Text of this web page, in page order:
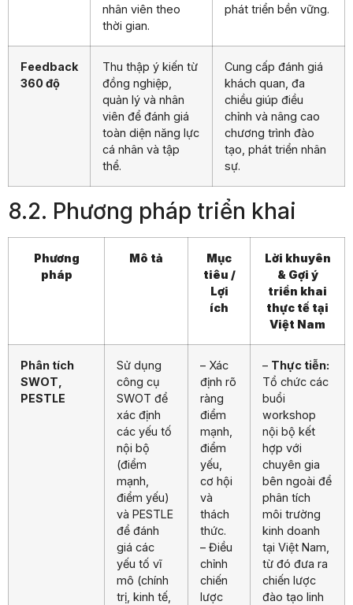
nhân viên theo
thời gian.
phát triển bền vững.
Feedback
360 độ
Thu thập ý kiến từ
đồng nghiệp,
quản lý và nhân
viên để đánh giá
toàn diện năng lực
cá nhân và tập
thể.
Cung cấp đánh giá
khách quan, đa
chiều giúp điều
chỉnh và nâng cao
chương trình đào
tạo, phát triển nhân
sự.
8.2. Phương pháp triển khai
Phương
pháp
Mô tả
Mục
tiêu /
Lợi
ích
Lời khuyên
& Gợi ý
triển khai
thực tế tại
Việt Nam
Phân tích
SWOT,
PESTLE
Sử dụng
công cụ
SWOT để
xác định
các yếu tố
nội bộ
(điểm
mạnh,
điểm yếu)
và PESTLE
để đánh
giá các
yếu tố vĩ
mô (chính
trị, kinh tế,
– Xác
định rõ
ràng
điểm
mạnh,
điểm
yếu,
cơ hội
và
thách
thức.
– Điều
chỉnh
chiến
lược
– Thực tiễn:
Tổ chức các
buổi
workshop
nội bộ kết
hợp với
chuyên gia
bên ngoài để
phân tích
môi trường
kinh doanh
tại Việt Nam,
từ đó đưa ra
chiến lược
đào tạo linh